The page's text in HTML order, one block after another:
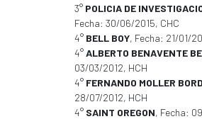
3° POLICIA DE
Fecha: 30/06/2015, CHC
4° BELL BOY, Fecha: 21/01/
4°ALBERTO BENAVENTE
03/03/2012, HCH
4° FERNANDO MOLLER
28/07/2012, HCH
4° SAINT OREGON, Fecha: